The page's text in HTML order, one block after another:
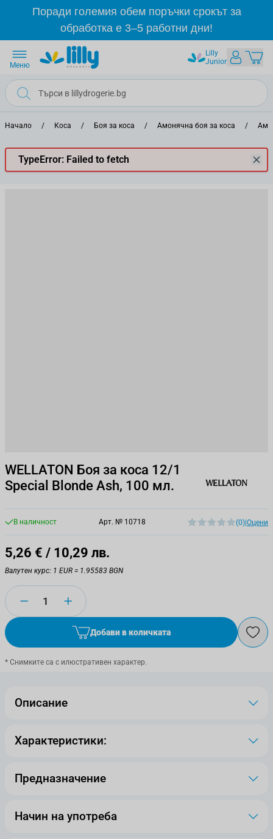
Прескачане към съдържанието
Поради големия обем поръчки срокът за
обработка е 3–5 работни дни!
Lilly
Junior
Меню
Начало / Коса / Боя за коса / Амонячна боя за коса /
TypeError: Failed to fetch
WELLATON Боя за коса 12/1
Special Blonde Ash, 100 мл.
В наличност Арт. № 10718 (0) Оцени
5,26 € / 10,29 лв.
Валутен курс: 1 EUR = 1.95583 BGN
Количество
Добави в количката
* Снимките са с илюстративен характер.
Описание
Характеристики:
Предназначение
Начин на употреба